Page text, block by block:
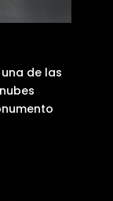
de las